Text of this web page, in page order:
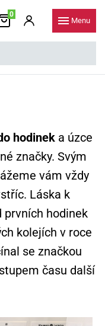
0
Menu
hodinek a úzce
značky. Svým
vám vždy
Láska k
prvních hodinek
kolejích v roce
se značkou
času další